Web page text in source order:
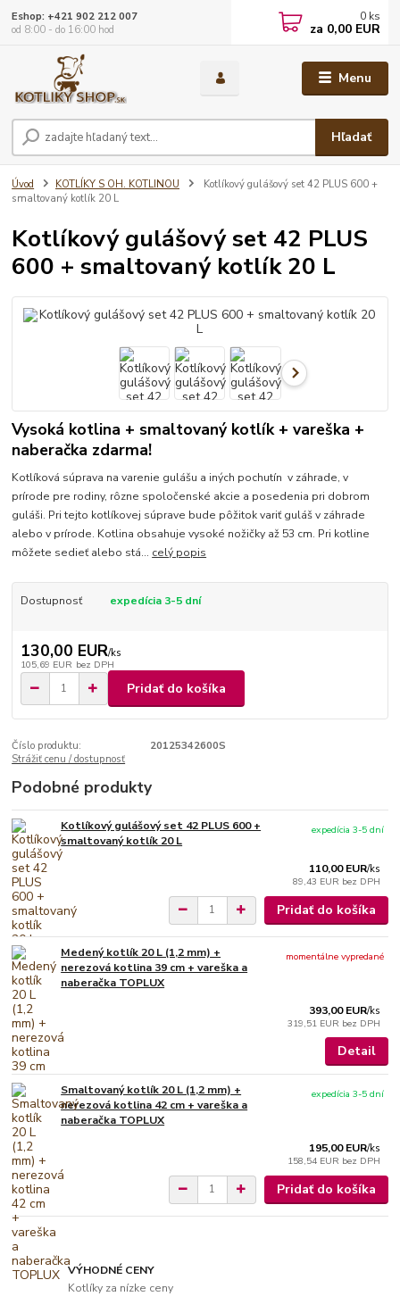
Menu
Hľadať
Eshop: +421 902 212 007
od 8:00 - do 16:00 hod
0 ks
za 0,00 EUR
Úvod KOTLÍKY S OH. KOTLINOU
Kotlíkový gulášový set 42 PLUS 600 +
smaltovaný kotlík 20 L
Kotlíkový gulášový set 42 PLUS
600 + smaltovaný kotlík 20 L
Vysoká kotlina + smaltovaný kotlík + vareška +
naberačka zdarma!
Kotlíková súprava na varenie gulášu a iných pochutín v záhrade, v
prírode pre rodiny, rôzne spoločenské akcie a posedenia pri dobrom
guláši. Pri tejto kotlíkovej súprave bude pôžitok variť guláš v záhrade
alebo v prírode. Kotlina obsahuje vysoké nožičky až 53 cm. Pri kotline
môžete sedieť alebo stá... celý popis
Dostupnosť expedícia 3-5 dní
130,00 EUR/ks
105,69 EUR bez DPH
Pridať do košíka
Číslo produktu:
20125342600S
Strážiť cenu / dostupnosť
Podobné produkty
Kotlíkový gulášový set 42 PLUS 600 +
smaltovaný kotlík 20 L
110,00 EUR/ks
89,43 EUR bez DPH
expedícia 3-5 dní
Pridať do košíka
Medený kotlík 20 L (1,2 mm) +
nerezová kotlina 39 cm + vareška a
naberačka TOPLUX
393,00 EUR/ks
319,51 EUR bez DPH
momentálne vypredané
Detail
Smaltovaný kotlík 20 L (1,2 mm) +
nerezová kotlina 42 cm + vareška a
naberačka TOPLUX
195,00 EUR/ks
158,54 EUR bez DPH
expedícia 3-5 dní
Pridať do košíka
VÝHODNÉ CENY
Kotlíky za nízke ceny